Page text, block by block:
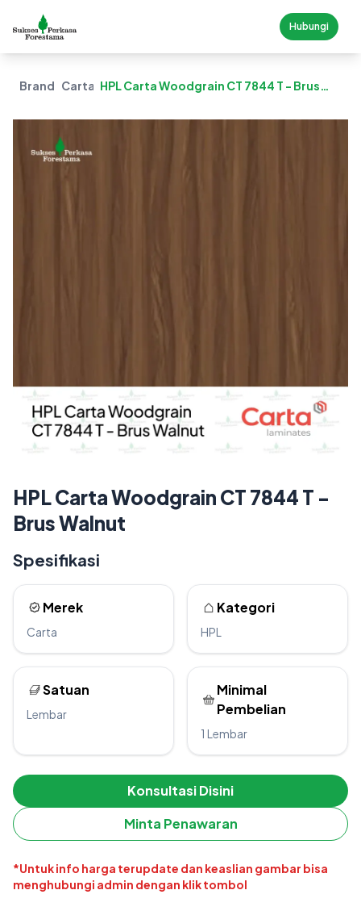
Hubungi
Brand Carta HPL Carta Woodgrain CT 7844 T - Brus
HPL Carta Woodgrain CT 7844 T -
Brus Walnut
Spesifikasi
Merek
Carta
Kategori
HPL
Satuan
Lembar
Minimal
Pembelian
1 Lembar
Konsultasi Disini
Minta Penawaran
*Untuk info harga terupdate dan keaslian gambar bisa
menghubungi admin dengan klik tombol